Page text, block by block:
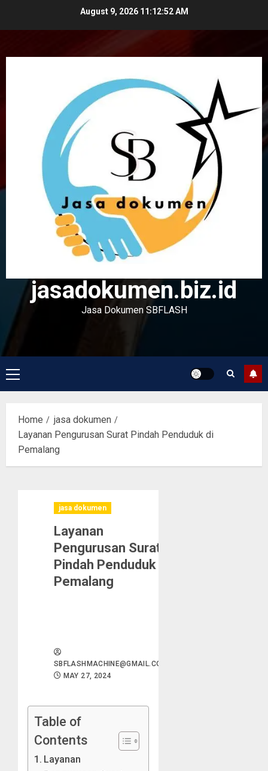
August 9, 2026 11:12:53 AM
jasadokumen.biz.id
Jasa Dokumen SBFLASH
Primary
Menu
Home
jasa dokumen
Layanan Pengurusan Surat Pindah Penduduk di
Pemalang
jasa dokumen
Layanan
Pengurusan Surat
Pindah Penduduk di
Pemalang
SBFLASHMACHINE@GMAIL.COM
MAY 27, 2024
Table of
Contents
Layanan